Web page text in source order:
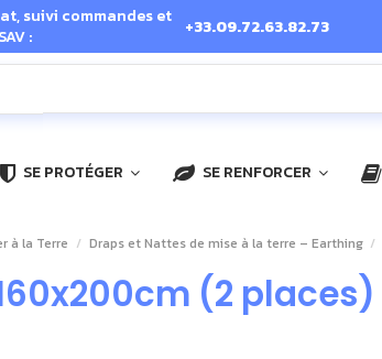
suivi commandes et
SAV :
+33.09.72.63.82.73
SE PROTÉGER SE RENFORCER
à la Terre Draps et Nattes de mise à la terre – Earthing
(2 places)